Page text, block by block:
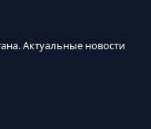
Актуальные новости